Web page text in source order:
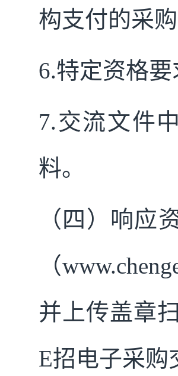
构支付的采
6.特定资格
7.交流文件
料。
（四）响应
（
并上传盖章
E招电子采购